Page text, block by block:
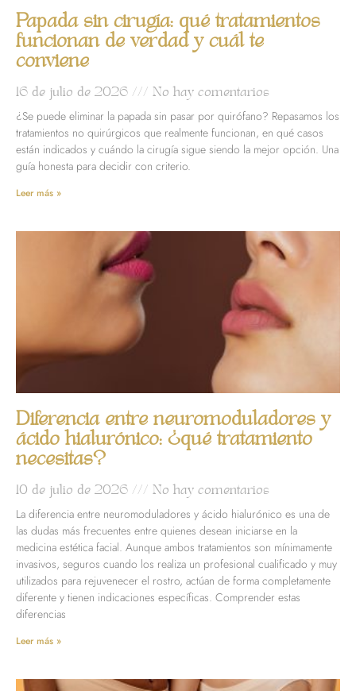
Papada sin cirugía: qué tratamientos
funcionan de verdad y cuál te
conviene
16 de julio de 2026 No hay comentarios
¿Se puede eliminar la papada sin pasar por quirófano? Repasamos los
tratamientos no quirúrgicos que realmente funcionan, en qué casos
están indicados y cuándo la cirugía sigue siendo la mejor opción. Una
guía honesta para decidir con criterio.
Leer más »
Diferencia entre neuromoduladores y
ácido hialurónico: ¿qué tratamiento
necesitas?
10 de julio de 2026 No hay comentarios
La diferencia entre neuromoduladores y ácido hialurónico es una de
las dudas más frecuentes entre quienes desean iniciarse en la
medicina estética facial. Aunque ambos tratamientos son mínimamente
invasivos, seguros cuando los realiza un profesional cualificado y muy
utilizados para rejuvenecer el rostro, actúan de forma completamente
diferente y tienen indicaciones específicas. Comprender estas
diferencias
Leer más »